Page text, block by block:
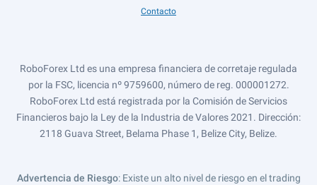
Contacto
RoboForex Ltd es una empresa financiera de corretaje regulada
por la FSC, licencia nº 9759600, número de reg. 000001272.
RoboForex Ltd está registrada por la Comisión de Servicios
Financieros bajo la Ley de la Industria de Valores 2021. Dirección:
2118 Guava Street, Belama Phase 1, Belize City, Belize.
Advertencia de Riesgo: Existe un alto nivel de riesgo en el trading